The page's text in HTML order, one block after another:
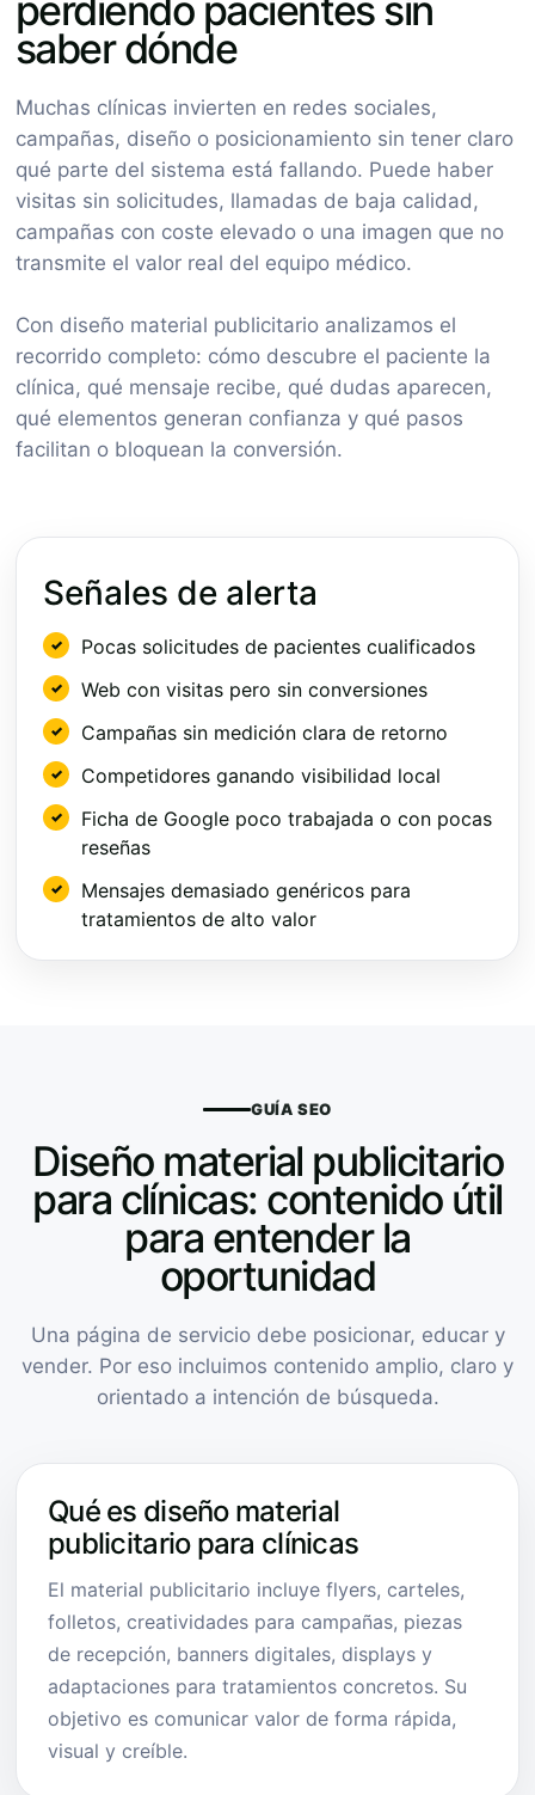
saber dónde
Muchas clínicas invierten en redes sociales,
campañas, diseño o posicionamiento sin tener claro
qué parte del sistema está fallando. Puede haber
visitas sin solicitudes, llamadas de baja calidad,
campañas con coste elevado o una imagen que no
transmite el valor real del equipo médico.
Con diseño material publicitario analizamos el
recorrido completo: cómo descubre el paciente la
clínica, qué mensaje recibe, qué dudas aparecen,
qué elementos generan confianza y qué pasos
facilitan o bloquean la conversión.
Señales de alerta
Pocas solicitudes de pacientes cualificados
Web con visitas pero sin conversiones
Campañas sin medición clara de retorno
Competidores ganando visibilidad local
Ficha de Google poco trabajada o con pocas
reseñas
Mensajes demasiado genéricos para
tratamientos de alto valor
GUÍA SEO
Diseño material publicitario
para clínicas: contenido útil
para entender la
oportunidad
Una página de servicio debe posicionar, educar y
vender. Por eso incluimos contenido amplio, claro y
orientado a intención de búsqueda.
Qué es diseño material
publicitario para clínicas
El material publicitario incluye flyers, carteles,
folletos, creatividades para campañas, piezas
de recepción, banners digitales, displays y
adaptaciones para tratamientos concretos. Su
objetivo es comunicar valor de forma rápida,
visual y creíble.